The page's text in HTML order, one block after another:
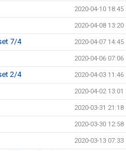
2020-04-10 18:45
2020-04-08 13:20
7/4 2020-04-07 14:45
2020-04-06 07:06
2/4 2020-04-03 11:46
2020-04-02 13:01
2020-03-31 21:18
2020-03-30 12:58
2020-03-13 07:33